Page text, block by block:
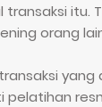
transaksi
orang
pelatihan